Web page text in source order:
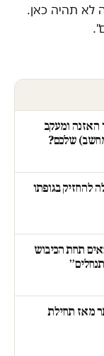
לא תהיה כאן.
האזנה ומעקב
שלכם?
להחזיק בגופתו
תחת הכיבוש
מאז תחילת